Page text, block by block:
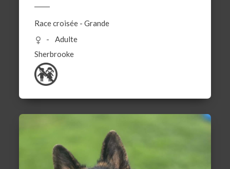
Race croisée -Grande
Adulte
Sherbrooke